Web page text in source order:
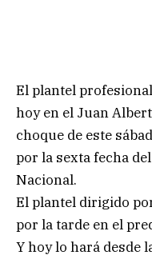
El plantel
hoy en el Juan
choque de este
por la sexta fecha
Nacional.
El plantel dirigido
por la tarde en el
Y hoy lo hará desde